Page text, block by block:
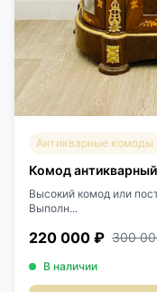
Антикварные комоды
Комод
Высокий комод или
Выполн...
220 000 ₽ 300
В наличии